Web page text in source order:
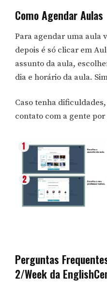
Como Agendar Aulas
Para agendar uma aula
depois é só clicar em
assunto da aula,
dia e horário da aula.
Caso tenha
contato com a gente por
Perguntas
2/Week da